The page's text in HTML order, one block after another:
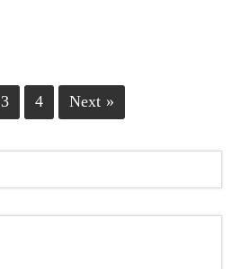
3 4 Next »